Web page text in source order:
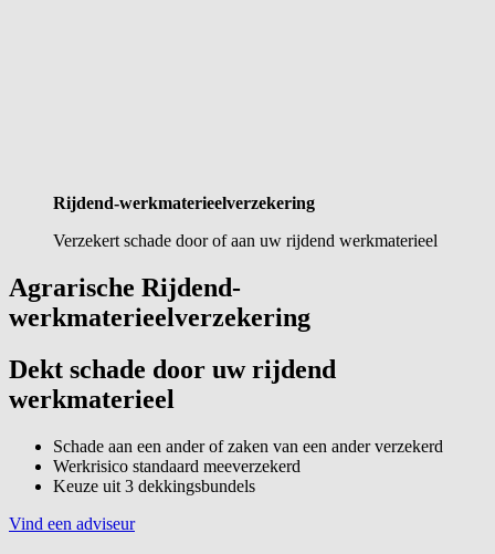
Rijdend-werkmaterieel­verzekering
Verzekert schade door of aan uw rijdend werkmaterieel
Agrarische Rijdend-
werkmaterieelverzekering
Dekt schade door uw rijdend
werkmaterieel
Schade aan een ander of zaken van een ander verzekerd
Werkrisico standaard meeverzekerd
Keuze uit 3 dekkingsbundels
Vind een adviseur